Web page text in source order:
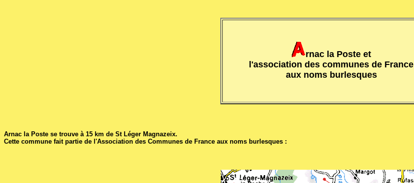
rnac la Poste et
l'association des communes de France
aux noms burlesques
Arnac la Poste se trouve à 15 km de St Léger Magnazeix.
Cette commune fait partie de l'Association des Communes de France aux noms burlesques :